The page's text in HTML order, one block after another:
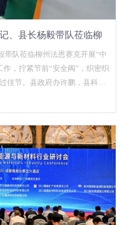
、县长杨毅带队莅临柳
民生保障工作
带队莅临柳州法恩赛克开展“中
，拧紧节前“安全阀”，织密织
佳节。县政府办许鹏，县科工